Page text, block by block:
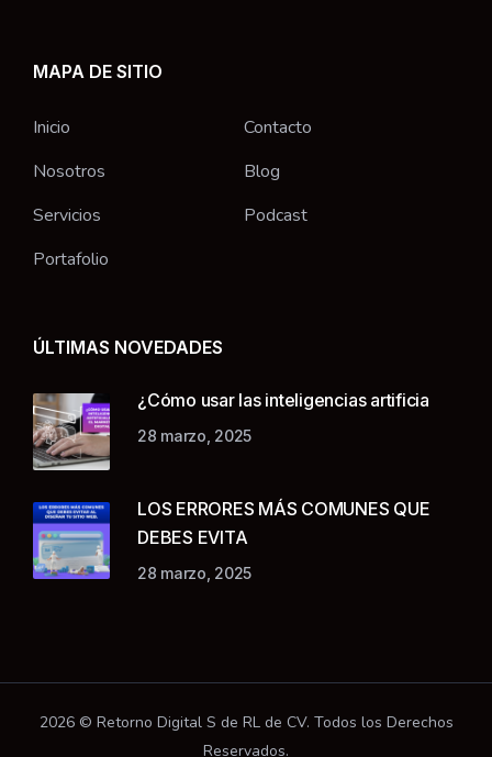
MAPA DE SITIO
Inicio
Nosotros
Servicios
Portafolio
Contacto
Blog
Podcast
ÚLTIMAS NOVEDADES
¿Cómo usar las inteligencias artificia
28 marzo, 2025
LOS ERRORES MÁS COMUNES QUE
DEBES EVITA
28 marzo, 2025
2026 © Retorno Digital S de RL de CV. Todos los Derechos
Reservados.